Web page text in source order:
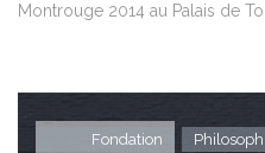
Montrouge 2014 au Palais de
Fondation